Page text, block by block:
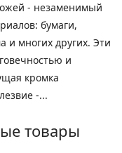
- незаменимый
бумаги,
и многих других. Эти
и
кромка
-...
товары